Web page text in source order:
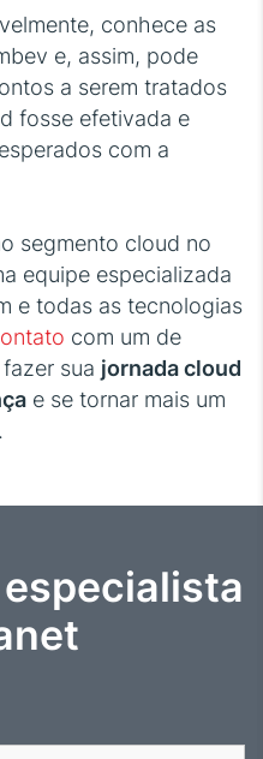
conhece as
e, assim, pode
a serem tratados
fosse efetivada e
com a
segmento cloud no
equipe especializada
e todas as tecnologias
com um de
sua jornada cloud
e se tornar mais um